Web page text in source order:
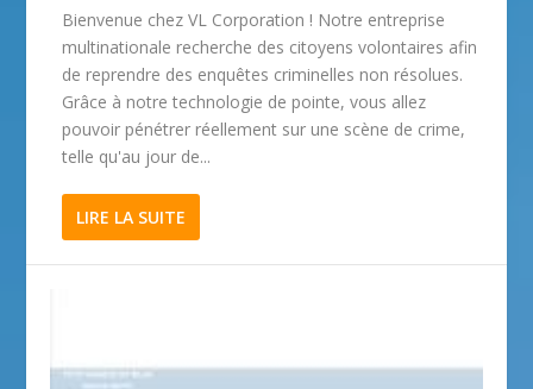
Bienvenue chez VL Corporation ! Notre entreprise
multinationale recherche des citoyens volontaires afin
de reprendre des enquêtes criminelles non résolues.
Grâce à notre technologie de pointe, vous allez
pouvoir pénétrer réellement sur une scène de crime,
telle qu'au jour de...
LIRE LA SUITE